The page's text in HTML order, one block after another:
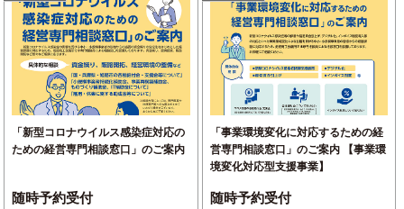
「新型コロナウイルス感染症対応の
ための経営専門相談窓口」のご案内
随時予約受付
「事業環境変化に対応するための経
営専門相談窓口」のご案内 【事業環
境変化対応型支援事業】
随時予約受付